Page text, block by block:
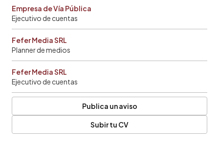
Empresa de Vía Pública
Ejecutivo de cuentas
Fefer Media SRL
Planner de medios
Fefer Media SRL
Ejecutivo de cuentas
Publica un aviso
Subir tu CV